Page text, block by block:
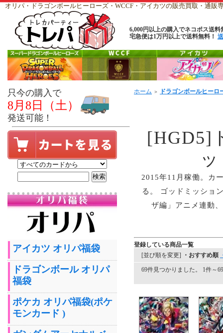
オリパ・ドラゴンボールヒーローズ・WCCF・アイカツの販売買取・通
6,000円以上の購入でネコポス送料
宅急便は1万円以上で送料無料！
只今の購入で
8月8日（土）
発送可能！
アイカツ オリパ福袋
ドラゴンボール オリパ
福袋
ポケカ オリパ福袋(ポケ
モンカード )
ホーム ＞ ドラゴンボールヒーロ
[HGD5]
2015年11月稼働。カ
る。 ゴッドミッショ
ザ編」アニメ連動
登録している商品一覧
[並び順を変更]
・おすすめ順
69件見つかりました。 1件～